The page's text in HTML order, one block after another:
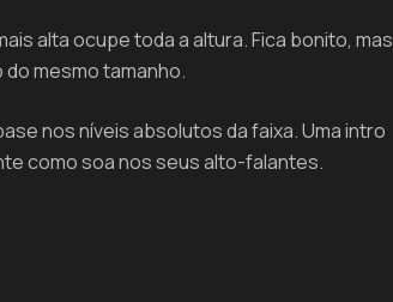
alta ocupe toda a altura. Fica bonito, mas
mesmo tamanho.
nos níveis absolutos da faixa. Uma intro
como soa nos seus alto-falantes.